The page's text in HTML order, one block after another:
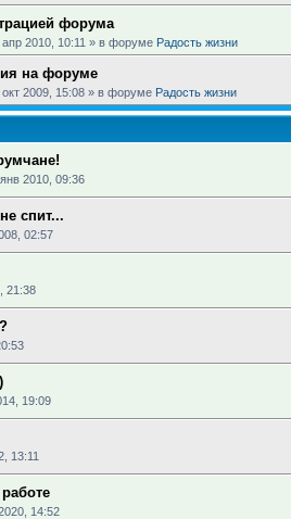
форума
2010, 10:11 » в форуме Радость жизни
на форуме
2009, 15:08 » в форуме Радость жизни
2010, 09:36
спит...
02:57
21:38
19:09
13:11
14:52